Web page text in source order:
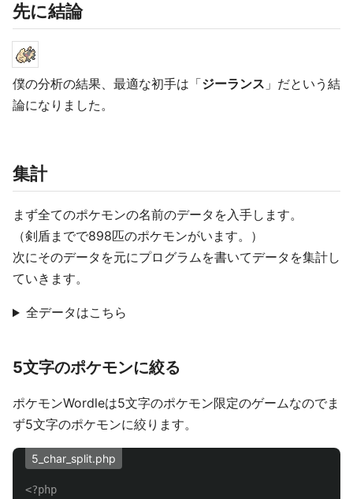
先に結論
僕の分析の結果、最適な初手は「ジーランス 」だという結
論になりました。
集計
まず全てのポケモンの名前のデータを入手します。
（剣盾までで898匹のポケモンがいます。）
次にそのデータを元にプログラムを書いてデータを集計し
ていきます。
全データはこちら
5文字のポケモンに絞る
ポケモンWordleは5文字のポケモン限定のゲームなのでま
ず5文字のポケモンに絞ります。
5_char_split.php
<?php